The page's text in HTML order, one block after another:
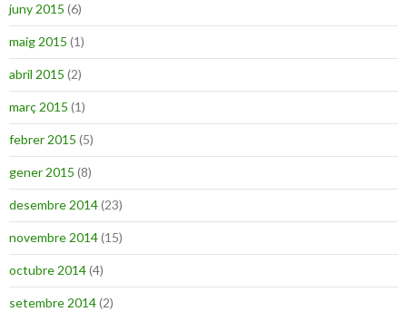
juny 2015 (6)
maig 2015 (1)
abril 2015 (2)
març 2015 (1)
febrer 2015 (5)
gener 2015 (8)
desembre 2014(23)
novembre 2014(15)
octubre 2014(4)
setembre 2014(2)